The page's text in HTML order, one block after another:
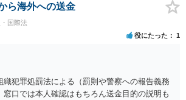
ら海外への送金
国際法
役にたった 1
織犯罪処罰法による（罰則や警察への報告義務
窓口では本人確認はもちろん送金目的の説明も